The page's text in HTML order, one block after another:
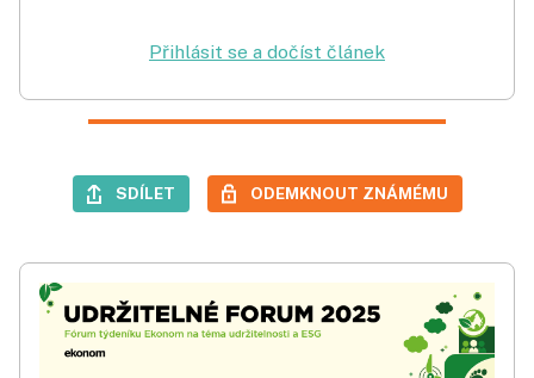
Přihlásit se a dočíst článek
SDÍLET ODEMKNOUT ZNÁMÉMU